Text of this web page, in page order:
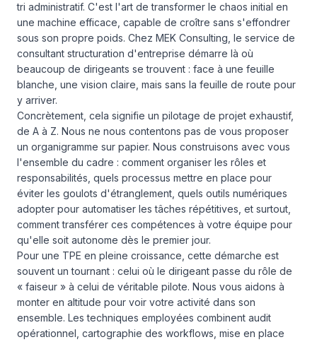
tri administratif. C'est l'art de transformer le chaos initial en
une machine efficace, capable de croître sans s'effondrer
sous son propre poids. Chez MEK Consulting, le service de
consultant structuration d'entreprise démarre là où
beaucoup de dirigeants se trouvent : face à une feuille
blanche, une vision claire, mais sans la feuille de route pour
y arriver.
Concrètement, cela signifie un pilotage de projet exhaustif,
de A à Z. Nous ne nous contentons pas de vous proposer
un organigramme sur papier. Nous construisons avec vous
l'ensemble du cadre : comment organiser les rôles et
responsabilités, quels processus mettre en place pour
éviter les goulots d'étranglement, quels outils numériques
adopter pour automatiser les tâches répétitives, et surtout,
comment transférer ces compétences à votre équipe pour
qu'elle soit autonome dès le premier jour.
Pour une TPE en pleine croissance, cette démarche est
souvent un tournant : celui où le dirigeant passe du rôle de
« faiseur » à celui de véritable pilote. Nous vous aidons à
monter en altitude pour voir votre activité dans son
ensemble. Les techniques employées combinent audit
opérationnel, cartographie des workflows, mise en place